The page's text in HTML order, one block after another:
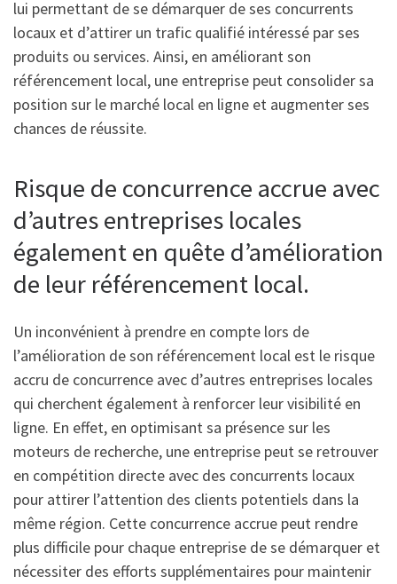
lui permettant de se démarquer de ses concurrents
locaux et d’attirer un trafic qualifié intéressé par ses
produits ou services. Ainsi, en améliorant son
référencement local, une entreprise peut consolider sa
position sur le marché local en ligne et augmenter ses
chances de réussite.
Risque de concurrence accrue avec
d’autres entreprises locales
également en quête d’amélioration
de leur référencement local.
Un inconvénient à prendre en compte lors de
l’amélioration de son référencement local est le risque
accru de concurrence avec d’autres entreprises locales
qui cherchent également à renforcer leur visibilité en
ligne. En effet, en optimisant sa présence sur les
moteurs de recherche, une entreprise peut se retrouver
en compétition directe avec des concurrents locaux
pour attirer l’attention des clients potentiels dans la
même région. Cette concurrence accrue peut rendre
plus difficile pour chaque entreprise de se démarquer et
nécessiter des efforts supplémentaires pour maintenir